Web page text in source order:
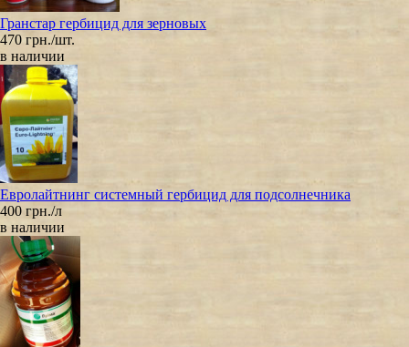
Гранстар гербицид для зерновых
470 грн./шт.
в наличии
Евролайтнинг системный гербицид для подсолнечника
400 грн./л
в наличии